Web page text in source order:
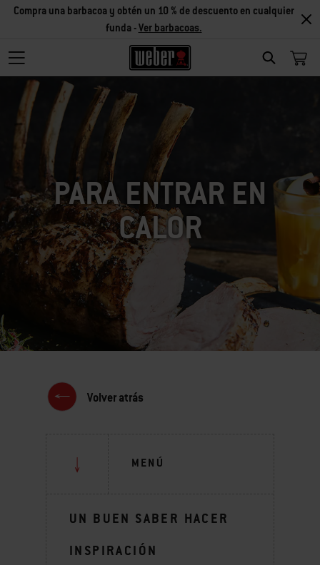
SEARCH
Compra una barbacoa y obtén un 10 % de descuento en cualquier
funda -Ver barbacoas.
PARA ENTRAR EN
CALOR
Volver atrás
MENÚ
UN BUEN SABER HACER
INSPIRACIÓN